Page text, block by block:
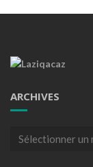
ARCHIVES
Archives